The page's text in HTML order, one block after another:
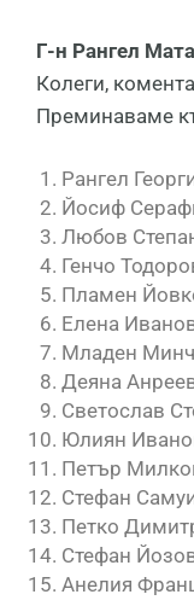
Г-н Рангел
Колеги,
Преминаваме
Рангел
Йосиф
Любов
Генчо
Пламен
Елена
Младен
Деяна
Светослав
Юлиян
Петър
Стефан
Петко
Стефан
Анелия